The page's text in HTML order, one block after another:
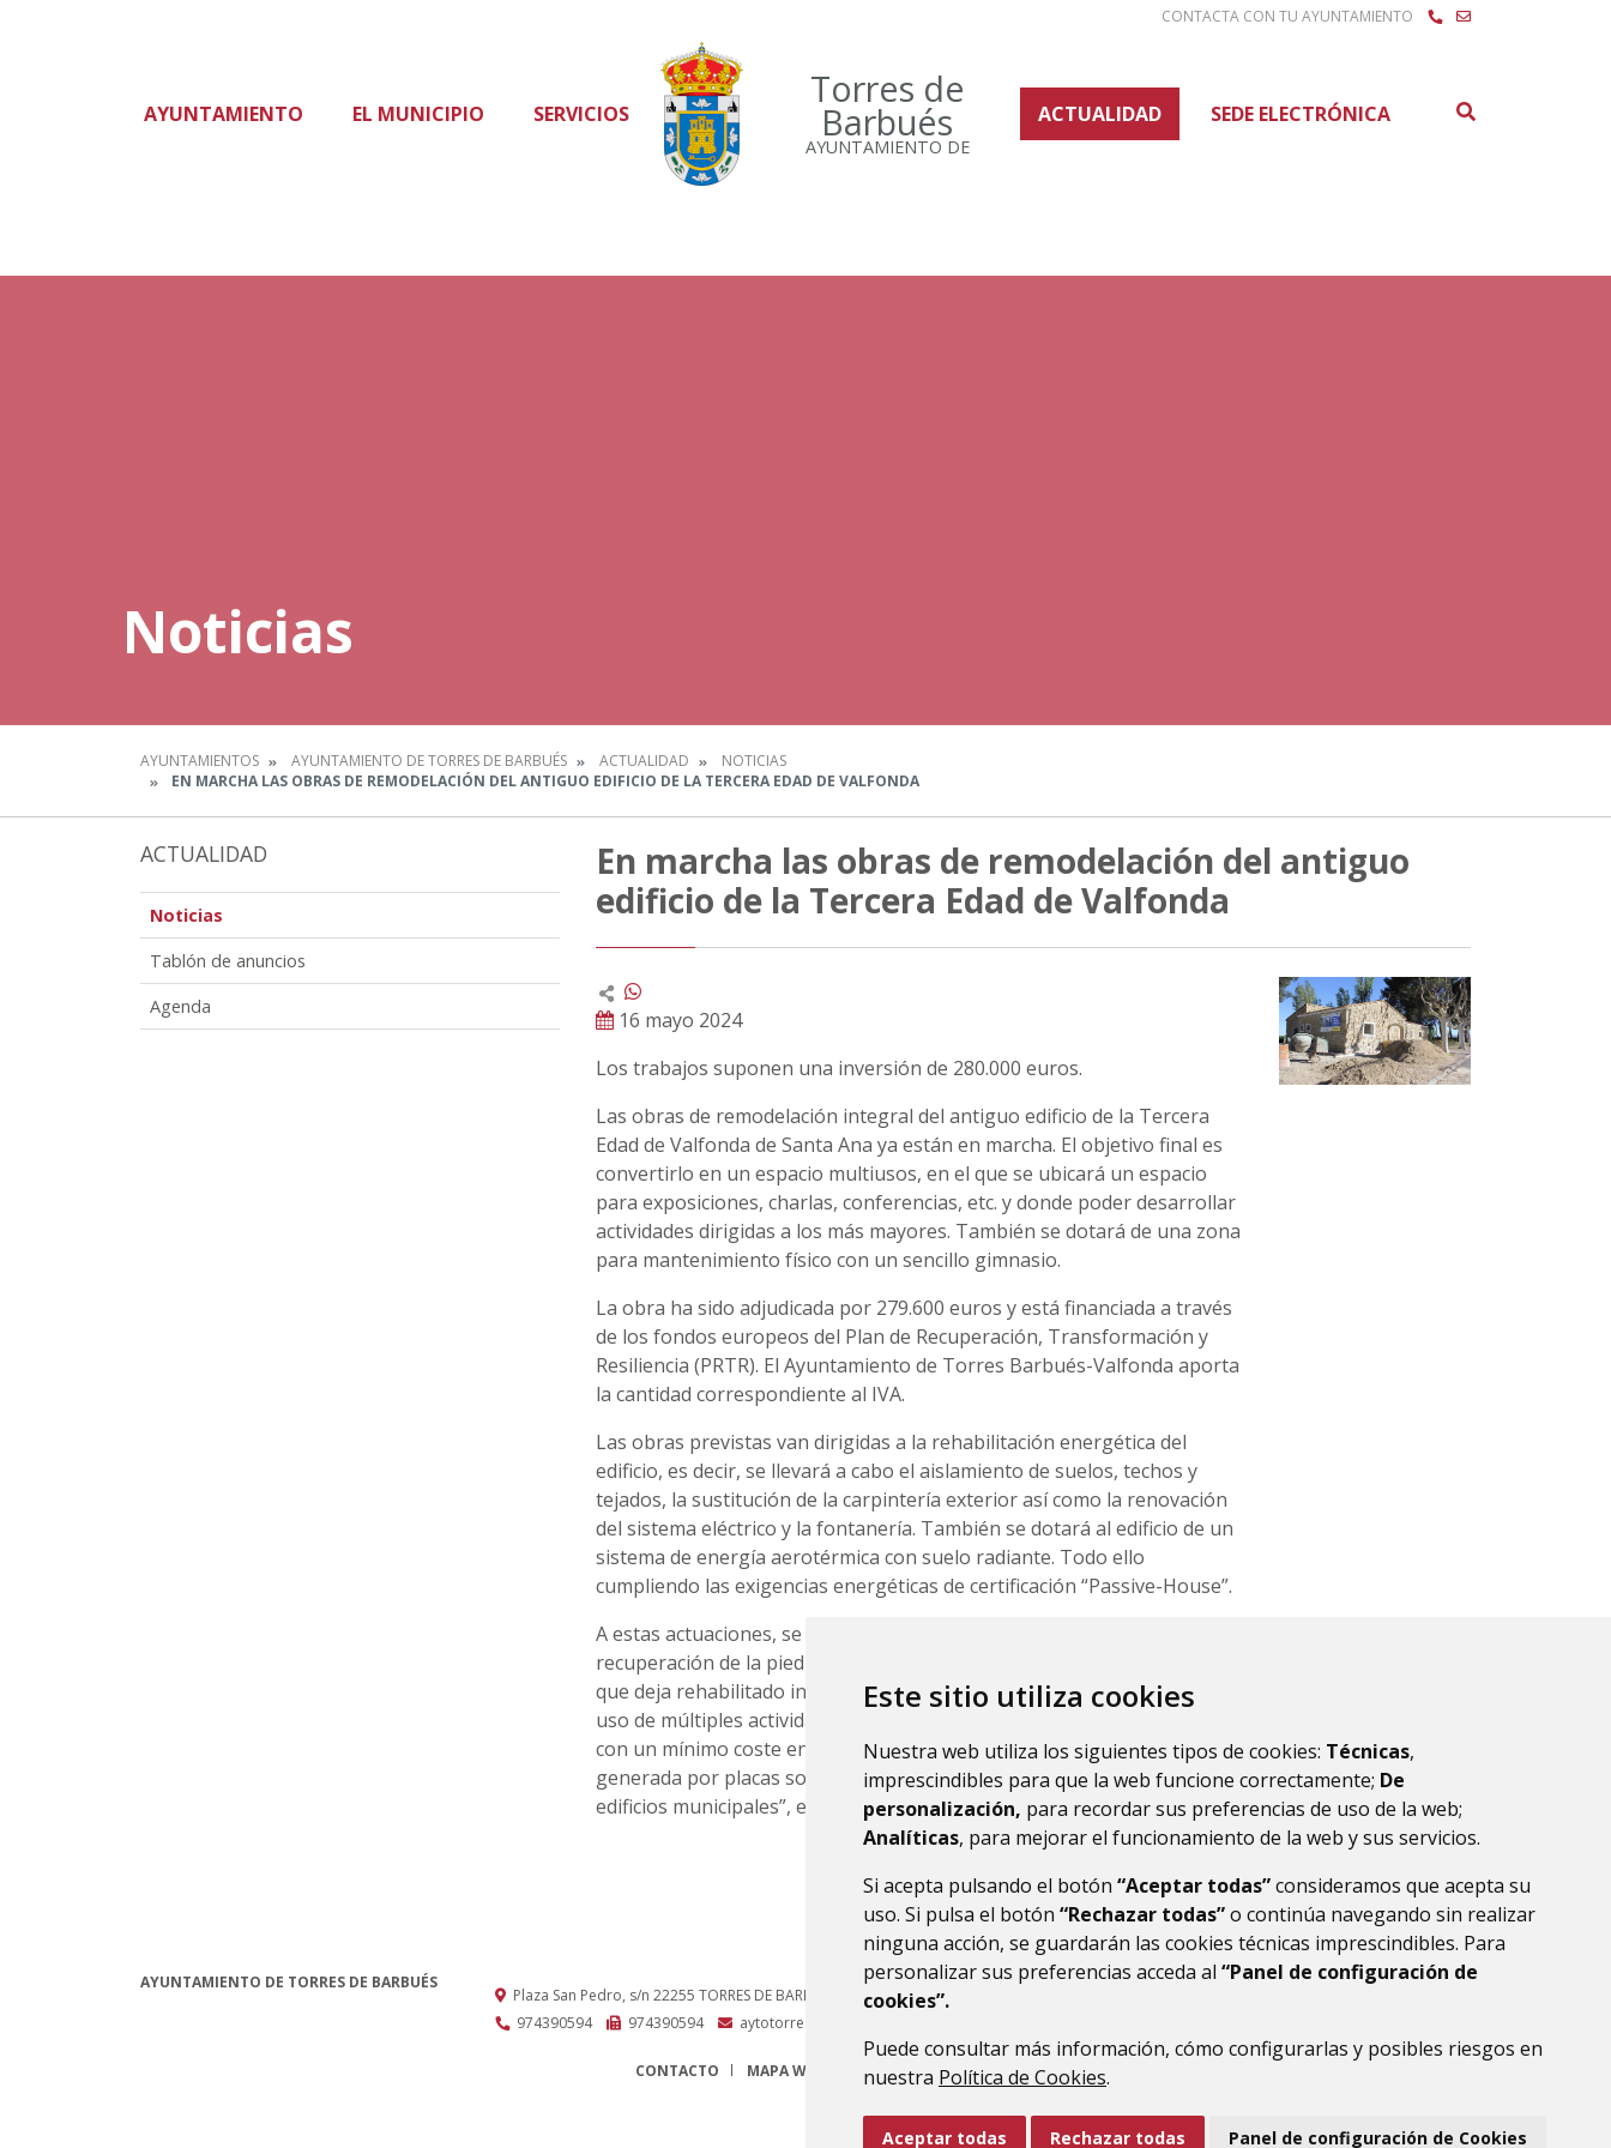
Este sitio utiliza cookies
Nuestra web utiliza los siguientes tipos de cookies: Técnicas,
imprescindibles para que la web funcione correctamente; De
personalización, para recordar sus preferencias de uso de la web;
Analíticas, para mejorar el funcionamiento de la web y sus servicios.
Si acepta pulsando el botón “Aceptar todas”consideramos que acepta su
uso. Si pulsa el botón “Rechazar todas”o continúa navegando sin realizar
ninguna acción, se guardarán las cookies técnicas imprescindibles. Para
personalizar sus preferencias acceda al “Panel de configuración de
cookies”.
Puede consultar más información, cómo configurarlas y posibles riesgos en
nuestra Política de Cookies.
Aceptar todas Rechazar todas Panel de configuración de Cookies
CONTACTA CON TU AYUNTAMIENTO
Torres de
Barbués
AYUNTAMIENTO DE
AYUNTAMIENTO EL MUNICIPIO SERVICIOS ACTUALIDAD SEDE ELECTRÓNICA
Noticias
AYUNTAMIENTOS AYUNTAMIENTO DE TORRES DE BARBUÉS ACTUALIDAD
NOTICIAS
EN MARCHA LAS OBRAS DE REMODELACIÓN DEL ANTIGUO EDIFICIO DE LA TERCERA EDAD DE VALFONDA
ACTUALIDAD
Noticias
Tablón de anuncios
Agenda
En marcha las obras de remodelación del antiguo
edificio de la Tercera Edad de Valfonda
16 mayo 2024
Los trabajos suponen una inversión de 280.000 euros.
Las obras de remodelación integral del antiguo edificio de la Tercera
Edad de Valfonda de Santa Ana ya están en marcha. El objetivo final es
convertirlo en un espacio multiusos, en el que se ubicará un espacio
para exposiciones, charlas, conferencias, etc. y donde poder desarrollar
actividades dirigidas a los más mayores. También se dotará de una zona
para mantenimiento físico con un sencillo gimnasio.
La obra ha sido adjudicada por 279.600 euros y está financiada a través
de los fondos europeos del Plan de Recuperación, Transformación y
Resiliencia (PRTR). El Ayuntamiento de Torres Barbués-Valfonda aporta
la cantidad correspondiente al IVA.
Las obras previstas van dirigidas a la rehabilitación energética del
edificio, es decir, se llevará a cabo el aislamiento de suelos, techos y
tejados, la sustitución de la carpintería exterior así como la renovación
del sistema eléctrico y la fontanería. También se dotará al edificio de un
sistema de energía aerotérmica con suelo radiante. Todo ello
cumpliendo las exigencias energéticas de certificación “Passive-House”.
A estas actuaciones, se une además la renovación del tejado y la
recuperación de la piedra exterior. “Hablamos de un proyecto ambicioso
que deja rehabilitado integralmente el edificio y en condiciones para el
uso de múltiples actividades, en beneficio del conjunto de la población,
con un mínimo coste energético. Además, parte de esta energía será
generada por placas solares que se instalarán próximamente en otros
edificios municipales”, explica el alcalde del municipio, Valentín Calle.
AYUNTAMIENTO DE TORRES DE BARBUÉS
Plaza San Pedro, s/n 22255 TORRES DE BARBUÉS (HUESCA) - ARAGÓN
974390594
974390594 aytotorres@monegros.net
CONTACTO MAPA WEB AVISO LEGAL PROTECCIÓN DE DATOS